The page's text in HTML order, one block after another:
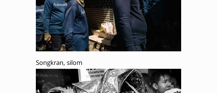
Songkran, silom